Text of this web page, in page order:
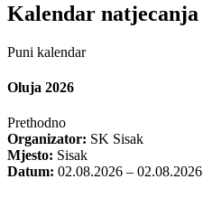
Kalendar natjecanja
Puni kalendar
Oluja 2026
Prethodno
Organizator: SK Sisak
Mjesto: Sisak
Datum: 02.08.2026 – 02.08.2026